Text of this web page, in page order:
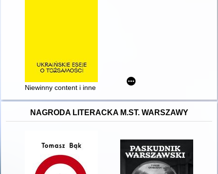
Niewinny content i inne pułapki : ukraińskie eseje o tożsamości
NAGRODA LITERACKA M.ST. WARSZAWY